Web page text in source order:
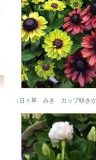
↓日々草 みき カップ咲きが